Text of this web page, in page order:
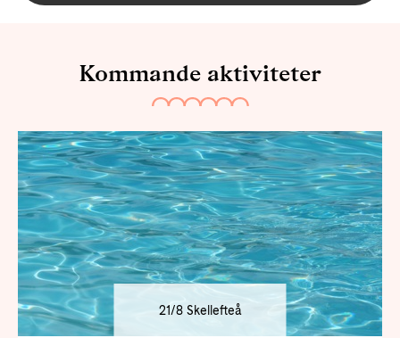
Kommande aktiviteter
21/8 Skellefteå